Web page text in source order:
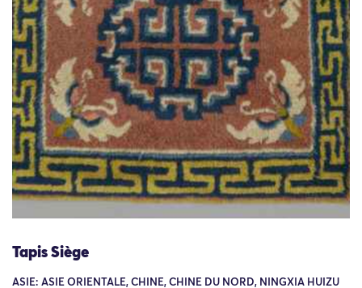
Tapis Siège
ASIE: ASIE ORIENTALE, CHINE, CHINE DU NORD, NINGXIA HUIZU